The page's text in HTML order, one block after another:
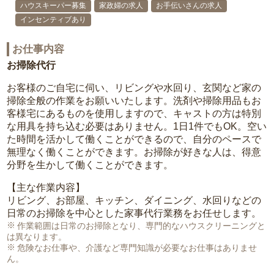
ハウスキーパー募集
家政婦の求人
お手伝いさんの求人
インセンティブあり
お仕事内容
お掃除代行
お客様のご自宅に伺い、リビングや水回り、玄関など家の
掃除全般の作業をお願いいたします。洗剤や掃除用品もお
客様宅にあるものを使用しますので、キャストの方は特別
な用具を持ち込む必要はありません。1日1件でもOK。空い
た時間を活かして働くことができるので、自分のペースで
無理なく働くことができます。お掃除が好きな人は、得意
分野を生かして働くことができます。
【主な作業内容】
リビング、お部屋、キッチン、ダイニング、水回りなどの
日常のお掃除を中心とした家事代行業務をお任せします。
作業範囲は日常のお掃除となり、専門的なハウスクリーニングと
は異なります。
危険なお仕事や、介護など専門知識が必要なお仕事はありませ
ん。